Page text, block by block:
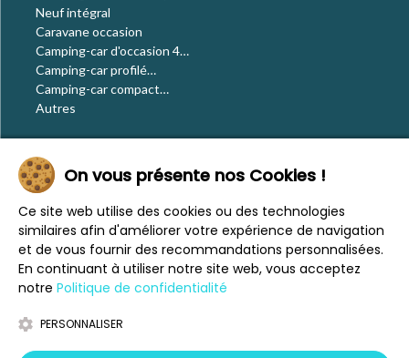
Neuf intégral
Caravane occasion
Camping-car d'occasion 4
places
Camping-car profilé
occasion
Camping-car compact
occasion
Autres
Le blog
Actualités
Évènements
Nos conseils
Vos voyages
CaraMaps
Espace presse
Mentions légales
On vous présente nos Cookies !
Ce site web utilise des cookies ou des technologies
similaires afin d'améliorer votre expérience de navigation
et de vous fournir des recommandations personnalisées.
En continuant à utiliser notre site web, vous acceptez
notre Politique de confidentialité
PERSONNALISER